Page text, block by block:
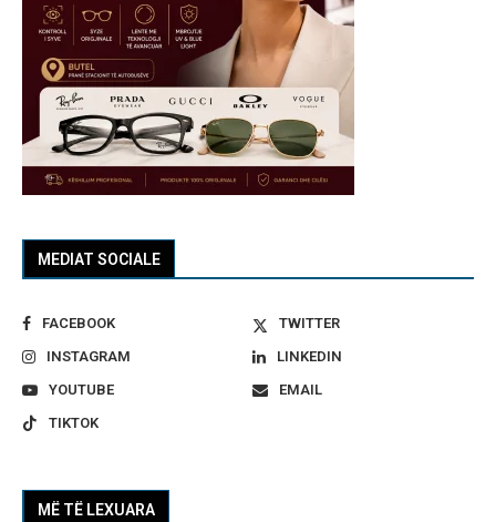
MEDIAT SOCIALE
FACEBOOK
TWITTER
INSTAGRAM
LINKEDIN
YOUTUBE
EMAIL
TIKTOK
MË TË LEXUARA